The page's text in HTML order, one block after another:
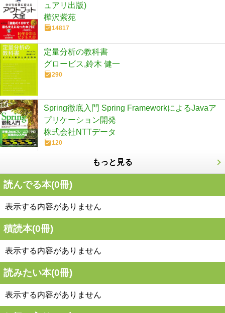
ュアリ出版)
樺沢紫苑
14817
定量分析の教科書
グロービス,鈴木 健一
290
Spring徹底入門 Spring FrameworkによるJavaア
プリケーション開発
株式会社NTTデータ
120
もっと見る
読んでる本(0冊)
表示する内容がありません
積読本(0冊)
表示する内容がありません
読みたい本(0冊)
表示する内容がありません